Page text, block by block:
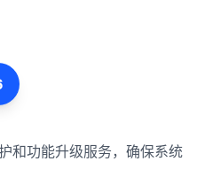
和功能升级服务，确保系统